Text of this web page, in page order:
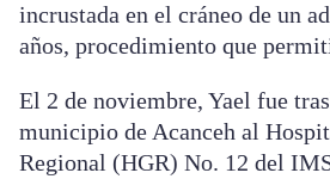
incrustada en el cráneo de un
años, procedimiento que
El 2 de noviembre, Yael fue
municipio de Acanceh al
Regional (HGR) No. 12 del